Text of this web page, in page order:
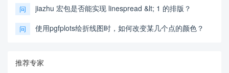
问 jiazhu 宏包是否能实现 linespread &lt; 1 的排版？
问 使用pgfplots绘折线图时，如何改变某几个点的颜色？
推荐专家